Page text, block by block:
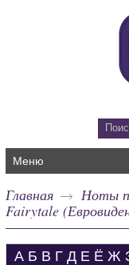
Меню
Главная Ноты
Fairytale
А Б В Г Д Е Ё Ж